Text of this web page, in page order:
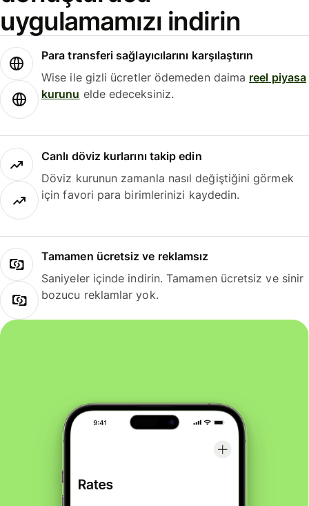
uygulamamızı indirin
Para transferi sağlayıcılarını karşılaştırın
Wise ile gizli ücretler ödemeden daima reel piyasa
kurunu elde edeceksiniz.
Canlı döviz kurlarını takip edin
Döviz kurunun zamanla nasıl değiştiğini görmek
için favori para birimlerinizi kaydedin.
Tamamen ücretsiz ve reklamsız
Saniyeler içinde indirin. Tamamen ücretsiz ve sinir
bozucu reklamlar yok.